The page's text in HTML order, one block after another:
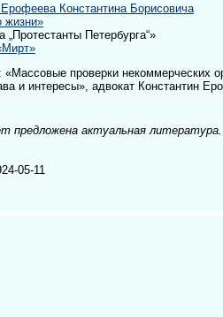
Ерофеева Константина Борисовича
жизни»
Петербурга“»
проверки некоммерческих
и интересы», адвокат Константин
предложена актуальная литература.
05-11